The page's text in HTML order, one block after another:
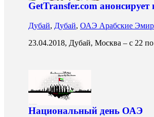
GetTransfer.com
Дубай, Дубай, ОАЭ Арабские
23.04.2018, Дубай, Москва – с 22
Национальный день ОАЭ